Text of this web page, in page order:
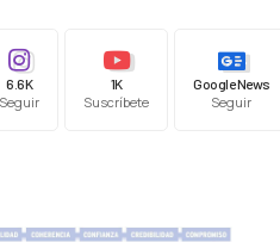
6.6K
Seguir
1K
Suscríbete
Google News
Seguir